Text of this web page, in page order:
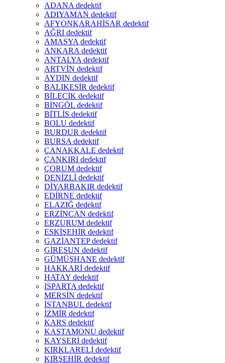
ADANA dedektif
ADIYAMAN dedektif
AFYONKARAHİSAR dedektif
AĞRI dedektif
AMASYA dedektif
ANKARA dedektif
ANTALYA dedektif
ARTVİN dedektif
AYDIN dedektif
BALIKESİR dedektif
BİLECİK dedektif
BİNGÖL dedektif
BİTLİS dedektif
BOLU dedektif
BURDUR dedektif
BURSA dedektif
ÇANAKKALE dedektif
ÇANKIRI dedektif
ÇORUM dedektif
DENİZLİ dedektif
DİYARBAKIR dedektif
EDİRNE dedektif
ELAZIĞ dedektif
ERZİNCAN dedektif
ERZURUM dedektif
ESKİŞEHİR dedektif
GAZİANTEP dedektif
GİRESUN dedektif
GÜMÜŞHANE dedektif
HAKKARİ dedektif
HATAY dedektif
ISPARTA dedektif
MERSİN dedektif
İSTANBUL dedektif
İZMİR dedektif
KARS dedektif
KASTAMONU dedektif
KAYSERİ dedektif
KIRKLARELİ dedektif
KIRŞEHİR dedektif